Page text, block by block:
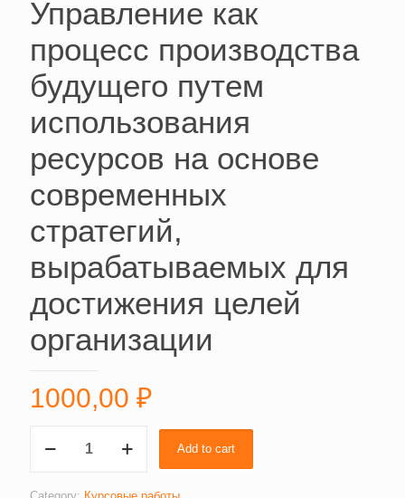
Управление как
процесс производства
будущего путем
использования
ресурсов на основе
современных
стратегий,
вырабатываемых для
достижения целей
организации
1000,00 ₽
как
производства
Add to cart